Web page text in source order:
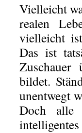
Vielleicht
realen
vielleicht
Das ist
Zuschauer
bildet.
unentwegt
Doch alle
intelligentes